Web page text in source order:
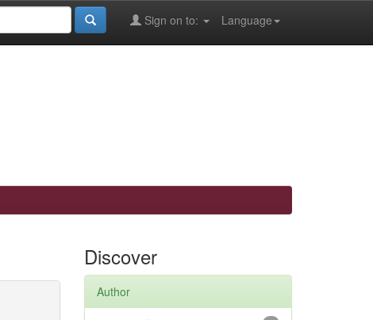
Language
Sign on to:
Discover
Author